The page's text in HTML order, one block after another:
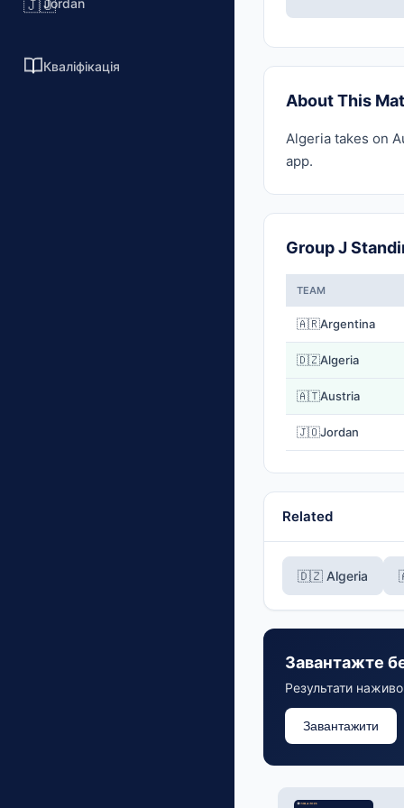
🇯🇴
Кваліфікація
About This
Algeria takes on
app.
Group J
TEAM
🇦🇷Argentina
🇩🇿Algeria
🇦🇹Austria
🇯🇴Jordan
Related
🇩🇿 Algeria
Завантажте
Результати
Завантажити